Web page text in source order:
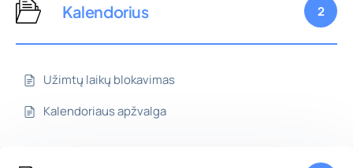
Kalendorius 2
Užimtų laikų blokavimas
Kalendoriaus apžvalga